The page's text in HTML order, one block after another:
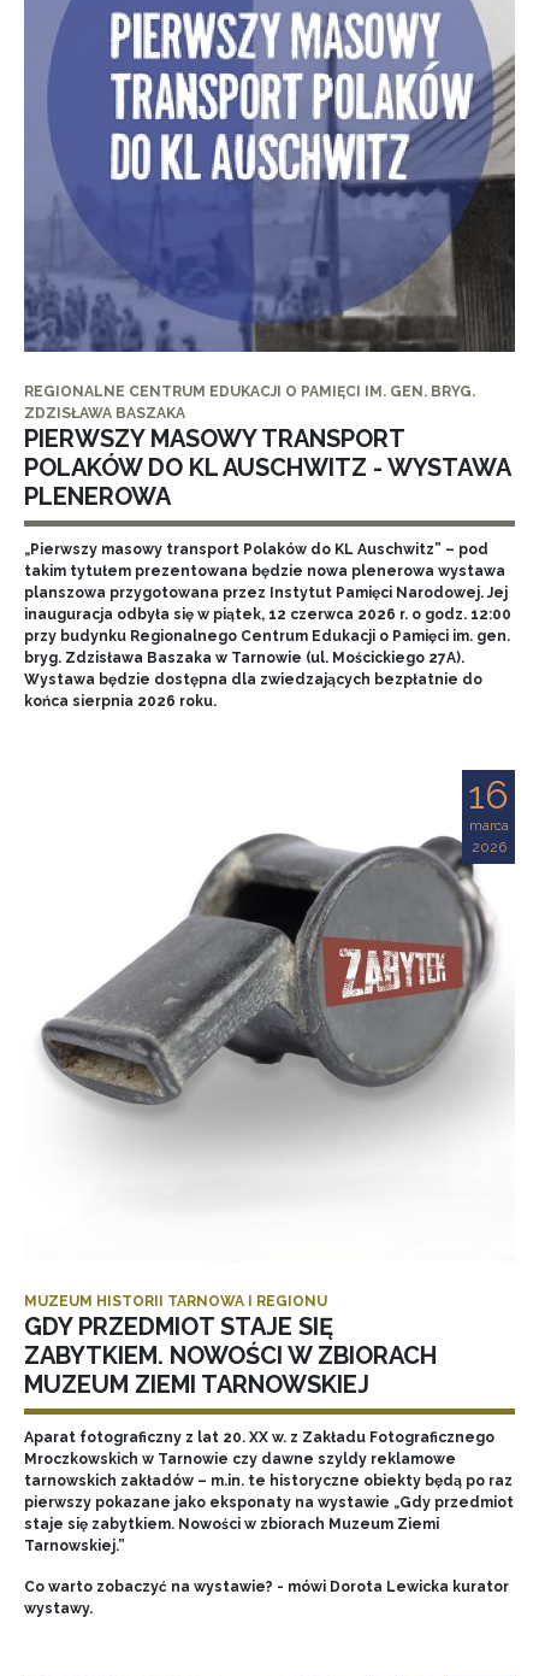
REGIONALNE CENTRUM EDUKACJI O PAMIĘCI IM. GEN. BRYG.
ZDZISŁAWA BASZAKA
PIERWSZY MASOWY TRANSPORT
POLAKÓW DO KL AUSCHWITZ - WYSTAWA
PLENEROWA
„Pierwszy masowy transport Polaków do KL Auschwitz” – pod
takim tytułem prezentowana będzie nowa plenerowa wystawa
planszowa przygotowana przez Instytut Pamięci Narodowej. Jej
inauguracja odbyła się w piątek, 12 czerwca 2026 r. o godz. 12:00
przy budynku Regionalnego Centrum Edukacji o Pamięci im. gen.
bryg. Zdzisława Baszaka w Tarnowie (ul. Mościckiego 27A).
Wystawa będzie dostępna dla zwiedzających bezpłatnie do
końca sierpnia 2026 roku.
16
marca
2026
MUZEUM HISTORII TARNOWA I REGIONU
GDY PRZEDMIOT STAJE SIĘ
ZABYTKIEM. NOWOŚCI W ZBIORACH
MUZEUM ZIEMI TARNOWSKIEJ
Aparat fotograficzny z lat 20. XX w. z Zakładu Fotograficznego
Mroczkowskich w Tarnowie czy dawne szyldy reklamowe
tarnowskich zakładów – m.in. te historyczne obiekty będą po raz
pierwszy pokazane jako eksponaty na wystawie „Gdy przedmiot
staje się zabytkiem. Nowości w zbiorach Muzeum Ziemi
Tarnowskiej.”
Co warto zobaczyć na wystawie? - mówi Dorota Lewicka kurator
wystawy.